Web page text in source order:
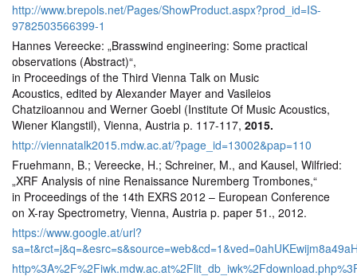
http://www.brepols.net/Pages/ShowProduct.aspx?prod_id=IS-
9782503566399-1
Hannes Vereecke: „Brasswind engineering: Some practical
observations (Abstract)“,
in Proceedings of the Third Vienna Talk on Music
Acoustics, edited by Alexander Mayer and Vasileios
Chatziioannou and Werner Goebl (Institute Of Music Acoustics,
Wiener Klangstil), Vienna, Austria p. 117-117, 2015.
http://viennatalk2015.mdw.ac.at/?page_id=13002&pap=110
Fruehmann, B.; Vereecke, H.; Schreiner, M., and Kausel, Wilfried:
„XRF Analysis of nine Renaissance Nuremberg Trombones,“
in Proceedings of the 14th EXRS 2012 – European Conference
on X-ray Spectrometry, Vienna, Austria p. paper 51., 2012.
https://www.google.at/url?